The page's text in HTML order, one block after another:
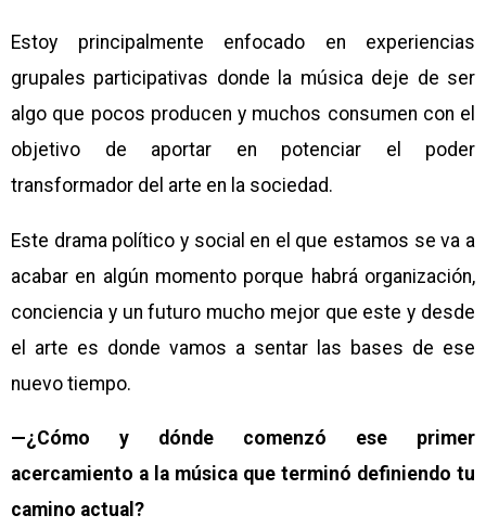
Estoy principalmente enfocado en experiencias
grupales participativas donde la música deje de ser
algo que pocos producen y muchos consumen con el
objetivo de aportar en potenciar el poder
transformador del arte en la sociedad.
Este drama político y social en el que estamos se va a
acabar en algún momento porque habrá organización,
conciencia y un futuro mucho mejor que este y desde
el arte es donde vamos a sentar las bases de ese
nuevo tiempo.
—¿Cómo y dónde comenzó ese primer
acercamiento a la música que terminó definiendo tu
camino actual?